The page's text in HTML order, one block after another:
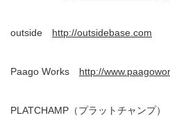
outside http://outsidebase.com
Paago Works http://
PLATCHAMP（プラットチャンプ）